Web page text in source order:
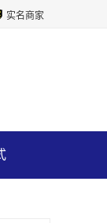
实名商家